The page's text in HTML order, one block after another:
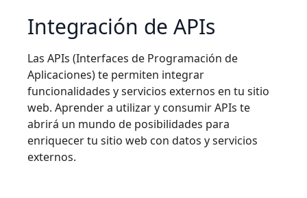
Integración de APIs
Las APIs (Interfaces de Programación de
Aplicaciones) te permiten integrar
funcionalidades y servicios externos en tu sitio
web. Aprender a utilizar y consumir APIs te
abrirá un mundo de posibilidades para
enriquecer tu sitio web con datos y servicios
externos.